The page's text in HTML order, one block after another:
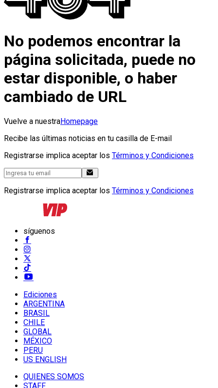
No podemos encontrar la
página solicitada, puede no
estar disponible, o haber
cambiado de URL
Vuelve a nuestraHomepage
Recibe las últimas noticias en tu casilla de E-mail
Registrarse implica aceptar los Términos y Condiciones
Registrarse implica aceptar los Términos y Condiciones
síguenos
Ediciones
ARGENTINA
BRASIL
CHILE
GLOBAL
MÉXICO
PERU
US ENGLISH
QUIENES SOMOS
STAFF